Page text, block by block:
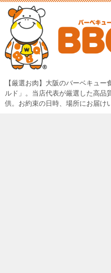
【厳選お肉】大阪のバーベキュ
ルド」。当店代表が厳選した高品
供。お約束の日時、場所にお届け